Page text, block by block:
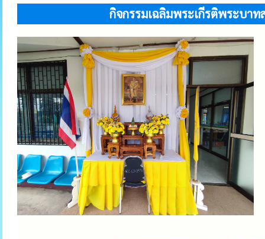
กิจกรรมเฉลิมพระเกีรติพระบาท